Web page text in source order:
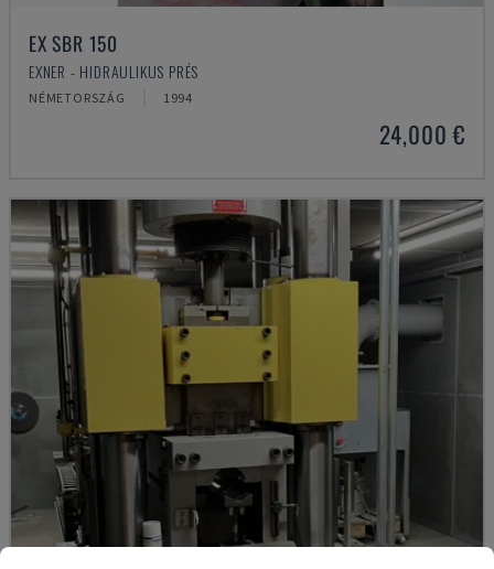
EX SBR 150
EXNER - HIDRAULIKUS PRÉS
NÉMETORSZÁG 1994
24,000 €